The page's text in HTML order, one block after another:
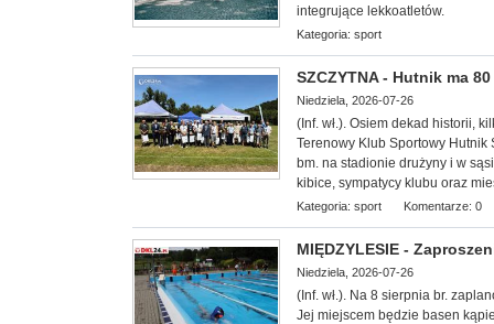
integrujące lekkoatletów.
Kategoria: sport
SZCZYTNA - Hutnik ma
Niedziela, 2026-07-26
(Inf. wł.). Osiem dekad historii,
Terenowy Klub Sportowy Hutnik
bm. na stadionie drużyny i w
kibice, sympatycy klubu oraz
Kategoria: sport Komentarze: 0
MIĘDZYLESIE -
Niedziela, 2026-07-26
(Inf. wł.). Na 8 sierpnia br.
Jej miejscem będzie basen